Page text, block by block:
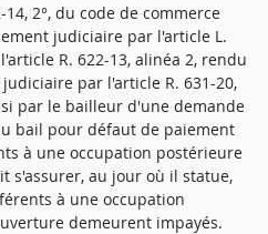
2°, du code de commerce
judiciaire par l'article L.
R. 622-13, alinéa 2, rendu
par l'article R. 631-20,
par le bailleur d'une demande
bail pour défaut de paiement
à une occupation postérieure
s'assurer, au jour où il statue,
à une occupation
demeurent impayés.